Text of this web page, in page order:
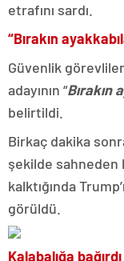
etrafını sardı.
“Bırakın
Güvenlik
adayının “Bırakın
belirtildi.
Birkaç dakika
şekilde sahneden
kalktığında
görüldü.
Kalabalığa bağırdı